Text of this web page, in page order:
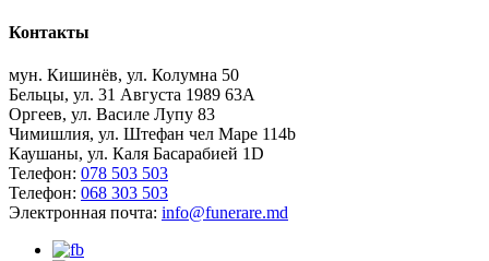
Контакты
мун. Кишинёв, ул. Колумна 50
Бельцы, ул. 31 Августа 1989 63А
Оргеев, ул. Василе Лупу 83
Чимишлия, ул. Штефан чел Маре 114b
Каушаны, ул. Каля Басарабией 1D
Телефон: 078 503 503
Телефон: 068 303 503
Электронная почта: info@funerare.md